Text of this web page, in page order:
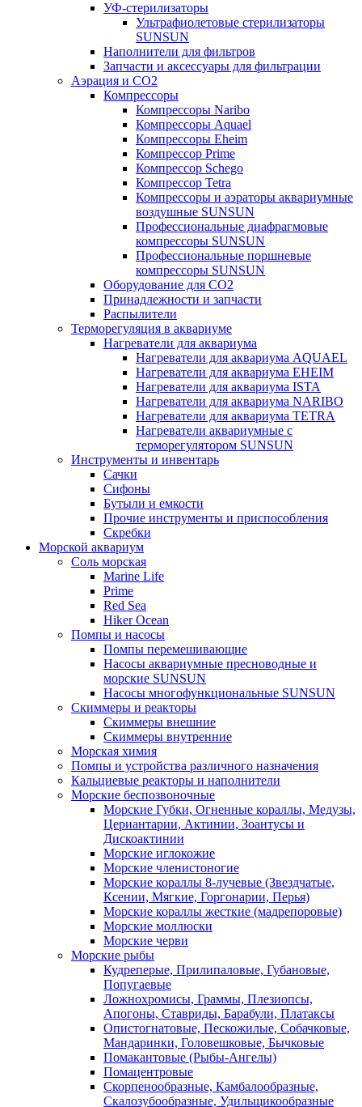
УФ-стерилизаторы
Ультрафиолетовые стерилизаторы
SUNSUN
Наполнители для фильтров
Запчасти и аксессуары для фильтрации
Аэрация и CO2
Компрессоры
Компрессоры Naribo
Компрессоры Aquael
Компрессоры Eheim
Компрессор Prime
Компрессор Schego
Компрессор Tetra
Компрессоры и аэраторы аквариумные
воздушные SUNSUN
Профессиональные диафрагмовые
компрессоры SUNSUN
Профессиональные поршневые
компрессоры SUNSUN
Оборудование для CO2
Принадлежности и запчасти
Распылители
Терморегуляция в аквариуме
Нагреватели для аквариума
Нагреватели для аквариума AQUAEL
Нагреватели для аквариума EHEIM
Нагреватели для аквариума ISTA
Нагреватели для аквариума NARIBO
Нагреватели для аквариума TETRA
Нагреватели аквариумные с
терморегулятором SUNSUN
Инструменты и инвентарь
Сачки
Сифоны
Бутыли и емкости
Прочие инструменты и приспособления
Скребки
Морской аквариум
Соль морская
Marine Life
Prime
Red Sea
Hiker Ocean
Помпы и насосы
Помпы перемешивающие
Насосы аквариумные пресноводные и
морские SUNSUN
Насосы многофункциональные SUNSUN
Скиммеры и реакторы
Скиммеры внешние
Скиммеры внутренние
Морская химия
Помпы и устройства различного назначения
Кальциевые реакторы и наполнители
Морские беспозвоночные
Морские Губки, Огненные кораллы, Медузы,
Цериантарии, Актинии, Зоантусы и
Дискоактинии
Морские иглокожие
Морские членистоногие
Морские кораллы 8-лучевые (Звездчатые,
Ксении, Мягкие, Горгонарии, Перья)
Морские кораллы жесткие (мадрепоровые)
Морские моллюски
Морские черви
Морские рыбы
Кудреперые, Прилипаловые, Губановые,
Попугаевые
Ложнохромисы, Граммы, Плезиопсы,
Апогоны, Ставриды, Барабули, Платаксы
Опистогнатовые, Пескожилые, Собачковые,
Мандаринки, Головешковые, Бычковые
Помакантовые (Рыбы-Ангелы)
Помацентровые
Скорпенообразные, Камбалообразные,
Скалозубообразные, Удильщикообразные